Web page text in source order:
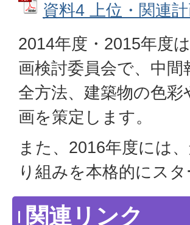
資料4 上位・関連
2014年度・2015年度
画検討委員会で、中
全方法、建築物の色
画を策定します。
また、2016年度には
り組みを本格的にス
関連リンク